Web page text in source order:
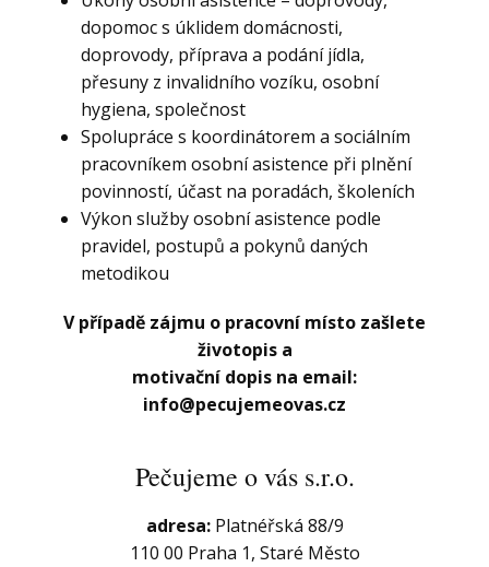
dopomoc s úklidem domácnosti,
doprovody, příprava a podání jídla,
přesuny z invalidního vozíku, osobní
hygiena, společnost
Spolupráce s koordinátorem a sociálním
pracovníkem osobní asistence při plnění
povinností, účast na poradách, školeních
Výkon služby osobní asistence podle
pravidel, postupů a pokynů daných
metodikou
V případě zájmu o pracovní místo zašlete
životopis a
motivační dopis na email:
info@pecujemeovas.cz
Pečujeme o vás s.r.o.
adresa:​Platnéřská 88/9
110 00 Praha 1, Staré Město